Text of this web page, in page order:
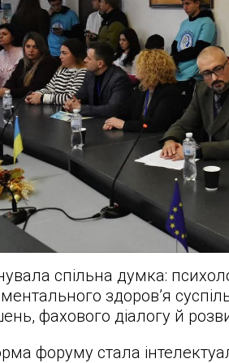
спільна думка:
здоров’я
фахового діалогу й
форуму стала